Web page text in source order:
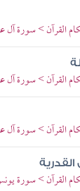
القرآن > سورة آل
القرآن > سورة آل
القرآن > سورة آل
القدرية
القرآن > سورة